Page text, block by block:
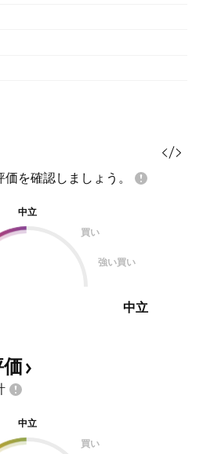
を確認しましょう。
中立
買い
強い買い
中立
中立
買い